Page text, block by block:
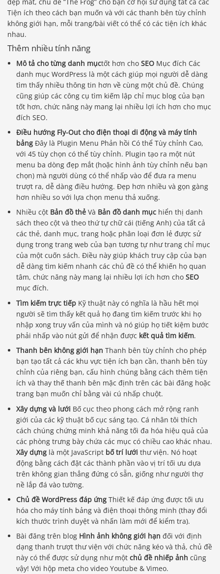
Tiện ích theo cách bạn muốn và với các thanh bên tùy chỉnh
không giới hạn, mỗi trang/bài viết có thể có các tiện ích khác
nhau.
Thêm nhiều tính năng
Mô tả cho từng danh mụctốt hơn choSEO Mục đích Các
danh mục WordPress là một cách giúp mọi người dễ dàng
tìm thấy nhiều thông tin hơn về cùng một chủ đề. Chúng
cũng giúp các công cụ tìm kiếm lập chỉ mục blog của bạn
tốt hơn, chức năng này mang lại nhiều lợi ích hơn cho mục
đích SEO.
Điều hướng Fly-Out cho điện thoại di động và máy tính
bảng Đây là Plugin Menu Phản hồi Có thể Tùy chỉnh Cao,
với 45 tùy chọn có thể tùy chỉnh. Plugin tạo ra một nút
menu ba dòng đẹp mắt (hoặc hình ảnh tùy chỉnh nếu bạn
chọn) mà người dùng có thể nhấp vào để đưa ra menu
trượt ra, dễ dàng điều hướng. Đẹp hơn nhiều và gọn gàng
hơn nhiều so với lựa chọn menu thả xuống.
Nhiều cột Bản đồ thẻ Và Bản đồ danh mục hiển thị danh
sách theo cột và theo thứ tự chữ cái (tiếng Anh) của tất cả
các thẻ, danh mục, trang hoặc phân loại đơn lẻ được sử
dụng trong trang web của bạn tương tự như trang chỉ mục
của một cuốn sách. Điều này giúp khách truy cập của bạn
dễ dàng tìm kiếm nhanh các chủ đề có thể khiến họ quan
tâm, chức năng này mang lại nhiều lợi ích hơn choSEO
mục đích.
Tìm kiếm trực tiếp Kỹ thuật này có nghĩa là hầu hết mọi
người sẽ tìm thấy kết quả họ đang tìm kiếm trước khi họ
nhập xong truy vấn của mình và nó giúp họ tiết kiệm bước
phải nhấp vào nút gửi để nhận được kết quả tìm kiếm.
Thanh bên không giới hạn Thanh bên tùy chỉnh cho phép
bạn tạo tất cả các khu vực tiện ích bạn cần, thanh bên tùy
chỉnh của riêng bạn, cấu hình chúng bằng cách thêm tiện
ích và thay thế thanh bên mặc định trên các bài đăng hoặc
trang bạn muốn chỉ bằng vài cú nhấp chuột.
Xây dựng và lưới Bố cục theo phong cách mở rộng ranh
giới của các kỹ thuật bố cục sáng tạo. Cá nhân tôi thích
cách chúng chứng minh khả năng tối đa hóa hiệu quả của
các phòng trưng bày chứa các mục có chiều cao khác nhau.
Xây dựng là một JavaScript bố trí lưới thư viện. Nó hoạt
động bằng cách đặt các thành phần vào vị trí tối ưu dựa
trên không gian thẳng đứng có sẵn, giống như người thợ
nề lắp đá vào tường.
Chủ đề WordPress đáp ứng Thiết kế đáp ứng được tối ưu
hóa cho máy tính bảng và điện thoại thông minh (thay đổi
kích thước trình duyệt và nhấn làm mới để kiểm tra).
Bài đăng trên blog Hình ảnh không giới hạn đối với định
dạng thanh trượt thư viện với chức năng kéo và thả, chủ đề
này có thể được sử dụng như mộtchủ đề nhiếp ảnh cũng
vậy! Với hộp meta cho video Youtube & Vimeo.